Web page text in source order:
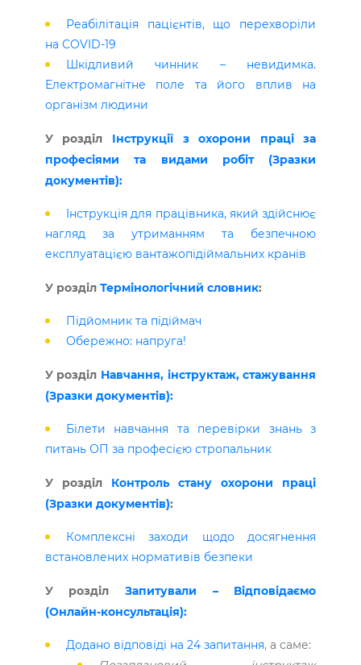
Реабілітація пацієнтів, що перехворіли
на COVID-19
Шкідливий чинник – невидимка.
Електромагнітне поле та його вплив на
організм людини
У розділ Інструкції з охорони праці за
професіями та видами робіт (Зразки
документів):
Інструкція для працівника, який здійснює
нагляд за утриманням та безпечною
експлуатацією вантажопідіймальних кранів
У розділ Термінологічний словник:
Підйомник та підіймач
Обережно: напруга!
У розділ Навчання, інструктаж, стажування
(Зразки документів):
Білети навчання та перевірки знань з
питань ОП за професією стропальник
​У розділ Контроль стану охорони праці
(Зразки документів):
Комплексні заходи щодо досягнення
встановлених нормативів безпеки
У розділ Запитували – Відповідаємо
(Онлайн-консультація):
Додано відповіді на 24 запитання, а саме: